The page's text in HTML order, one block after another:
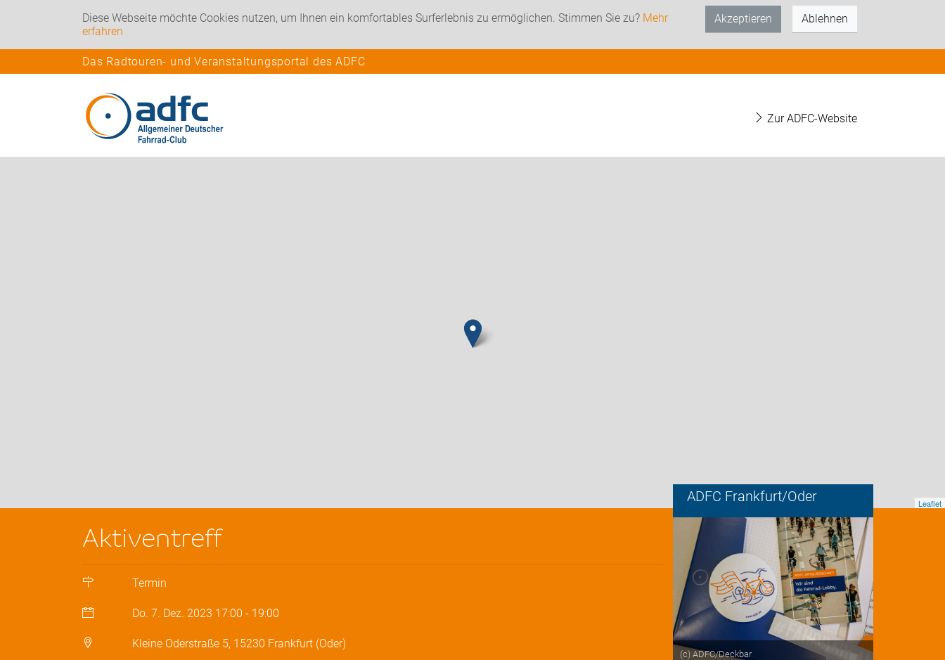
Diese Webseite möchte Cookies nutzen, um Ihnen ein komfortables Surferlebnis zu ermöglichen. Stimmen Sie zu? Mehr
erfahren
Akzeptieren Ablehnen
Das Radtouren- und Veranstaltungsportal des ADFC
Zur ADFC-Website
Leaflet
ADFC Frankfurt/Oder
Aktiventreff
Termin
Do. 7. Dez. 2023 17:00 - 19:00
Kleine Oderstraße 5, 15230 Frankfurt (Oder)
(c) ADFC/Deckbar